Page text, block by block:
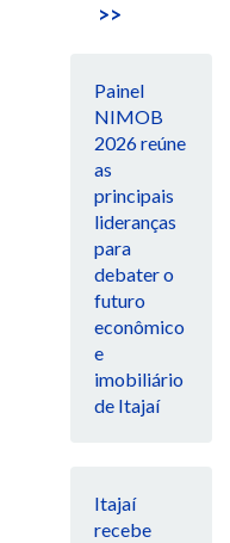
>>
Painel
NIMOB
2026 reúne
as
principais
lideranças
para
debater o
futuro
econômico
e
imobiliário
de Itajaí
Itajaí
recebe